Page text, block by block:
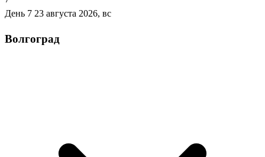
День 7 23 августа 2026, вс
Волгоград